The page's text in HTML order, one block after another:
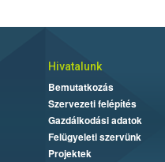
Hivatalunk
Bemutatkozás
Szervezeti felépítés
Gazdálkodási adatok
Felügyeleti szervünk
Projektek